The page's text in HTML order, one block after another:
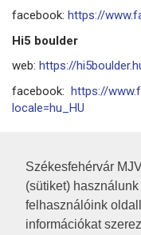
Székesfehérvár
(sütiket)
felhasználóink
információkat
facebook: https://
Hi5 boulder
web: https://
facebook: https://
locale=hu_HU
RSS
A HONLAP 2017.03.31-I
JOGI NYILATKOZAT